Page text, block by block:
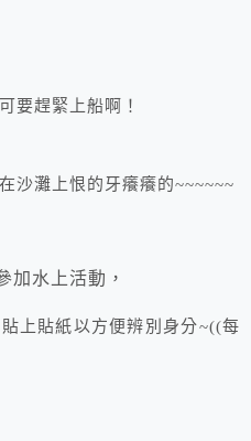
要趕緊上船啊！
沙灘上恨的牙癢癢的~~~~~~
加水上活動，
上貼紙以方便辨別身分~((每